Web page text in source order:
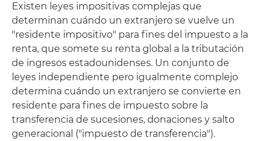
Existen leyes impositivas complejas que
determinan cuándo un extranjero se vuelve un
"residente impositivo" para fines del impuesto a la
renta, que somete su renta global a la tributación
de ingresos estadounidenses. Un conjunto de
leyes independiente pero igualmente complejo
determina cuándo un extranjero se convierte en
residente para fines de impuesto sobre la
transferencia de sucesiones, donaciones y salto
generacional ("impuesto de transferencia").